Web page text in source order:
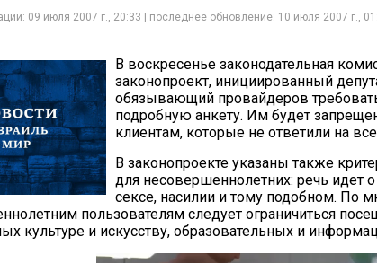
09 июля 2007 г., 20:33 | последнее обновление: 10 июля 2007 г.,
В воскресенье законодательная
законопроект, инициированный
обязывающий провайдеров
подробную анкету. Им будет
клиентам, которые не ответили на
В законопроекте указаны также
для несовершеннолетних: речь идет
сексе, насилии и тому подобном. По
пользователям следует ограничиться
культуре и искусству, образовательных и